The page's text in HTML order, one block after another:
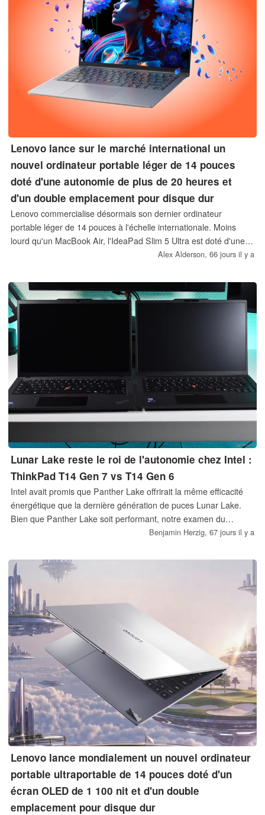
Lenovo lance sur le marché international un
nouvel ordinateur portable léger de 14 pouces
doté d'une autonomie de plus de 20 heures et
d'un double emplacement pour disque dur
Lenovo commercialise désormais son dernier ordinateur
portable léger de 14 pouces à l'échelle internationale. Moins
lourd qu'un MacBook Air, l'IdeaPad Slim 5 Ultra est doté d'une
batterie de 65 Wh offrant une autonomie de plus de 20 heures.
diagonale.
Alex Alderson, 66 jours il y a
Lunar Lake reste le roi de l'autonomie chez Intel :
ThinkPad T14 Gen 7 vs T14 Gen 6
Intel avait promis que Panther Lake offrirait la même efficacité
énergétique que la dernière génération de puces Lunar Lake.
Bien que Panther Lake soit performant, notre examen du
ThinkPad T14 Gen 7 montre que ce n'est pas tout à fait le cas.
Benjamin Herzig, 67 jours il y a
Lenovo lance mondialement un nouvel ordinateur
portable ultraportable de 14 pouces doté d'un
écran OLED de 1 100 nit et d'un double
emplacement pour disque dur